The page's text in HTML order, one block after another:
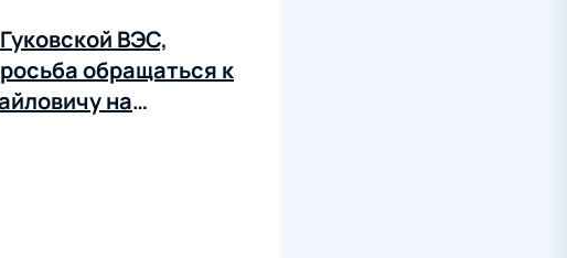
ВЭС,
обращаться к
на
47